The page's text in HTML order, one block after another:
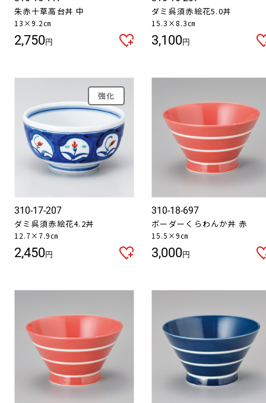
朱赤十草高台丼 中
13×9.2㎝
2,750円
ダミ呉須赤絵花5.0丼
15.3×8.3㎝
3,100円
強化
310-17-207
ダミ呉須赤絵花4.2丼
12.7×7.9㎝
2,450円
310-18-697
ボーダーくらわんか丼 赤
15.5×9㎝
3,000円